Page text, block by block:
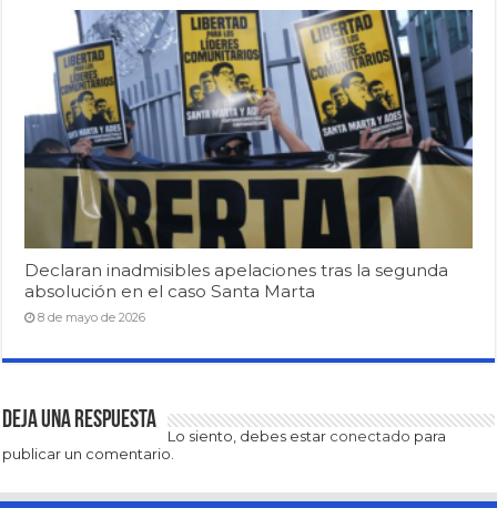
Declaran inadmisibles apelaciones tras la segunda
absolución en el caso Santa Marta
8 de mayo de 2026
Deja una respuesta
Lo siento, debes estar conectado para
publicar un comentario.